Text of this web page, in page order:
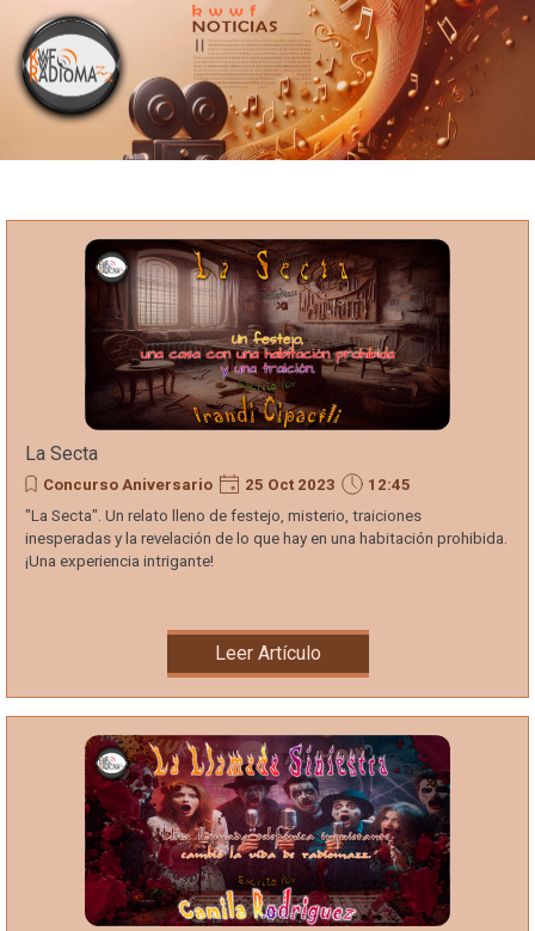
Noticias
Espectáculo
La Secta
Concurso Aniversario 25 Oct 2023
12:45
"La Secta". Un relato lleno de festejo, misterio, traiciones
inesperadas y la revelación de lo que hay en una habitación prohibida.
¡Una experiencia intrigante!
Leer Artículo